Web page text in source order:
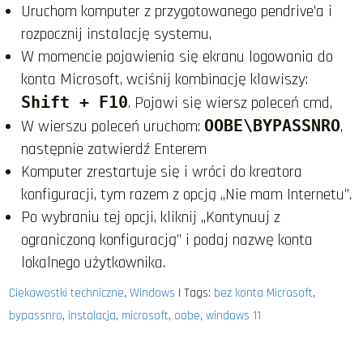
Uruchom komputer z przygotowanego pendrive’a i
rozpocznij instalację systemu,
W momencie pojawienia się ekranu logowania do
konta Microsoft, wciśnij kombinację klawiszy:
Shift + F10. Pojawi się wiersz poleceń cmd,​
W wierszu poleceń uruchom: OOBE\BYPASSNRO,
następnie zatwierdź Enterem
Komputer zrestartuje się i wróci do kreatora
konfiguracji, tym razem z opcją „Nie mam Internetu”.
Po wybraniu tej opcji, kliknij „Kontynuuj z
ograniczoną konfiguracją” i podaj nazwę konta
lokalnego użytkownika.
Ciekawostki techniczne,Windows | Tags: bez konta Microsoft,
bypassnro, instalacja, microsoft, oobe,windows 11